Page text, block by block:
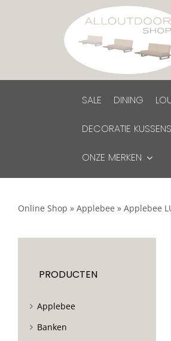
SALE DINING
DECORATIE KUSSENS
ONZE MERKEN
Online Shop » Applebee » Applebee
PRODUCTEN
Applebee
Banken